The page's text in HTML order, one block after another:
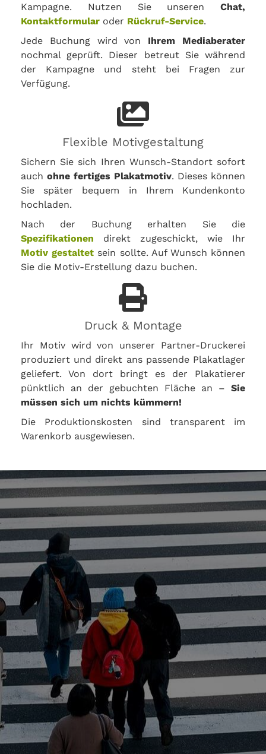
Kampagne. Nutzen Sie unseren Chat,
Kontaktformular oder Rückruf-Service.
Jede Buchung wird von Ihrem Mediaberater
nochmal geprüft. Dieser betreut Sie während
der Kampagne und steht bei Fragen zur
Verfügung.
Flexible Motivgestaltung
Sichern Sie sich Ihren Wunsch-Standort sofort
auch ohne fertiges Plakatmotiv. Dieses können
Sie später bequem in Ihrem Kundenkonto
hochladen.
Nach der Buchung erhalten Sie die
Spezifikationen direkt zugeschickt, wie Ihr
Motiv gestaltet sein sollte. Auf Wunsch können
Sie die Motiv-Erstellung dazu buchen.
Druck & Montage
Ihr Motiv wird von unserer Partner-Druckerei
produziert und direkt ans passende Plakatlager
geliefert. Von dort bringt es der Plakatierer
pünktlich an der gebuchten Fläche an – Sie
müssen sich um nichts kümmern!
Die Produktionskosten sind transparent im
Warenkorb ausgewiesen.